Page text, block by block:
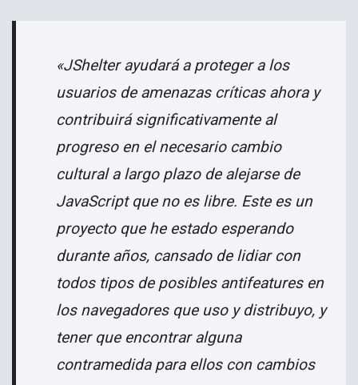
«JShelter ayudará a proteger a los
usuarios de amenazas críticas ahora y
contribuirá significativamente al
progreso en el necesario cambio
cultural a largo plazo de alejarse de
JavaScript que no es libre. Este es un
proyecto que he estado esperando
durante años, cansado de lidiar con
todos tipos de posibles antifeatures en
los navegadores que uso y distribuyo, y
tener que encontrar alguna
contramedida para ellos con cambios